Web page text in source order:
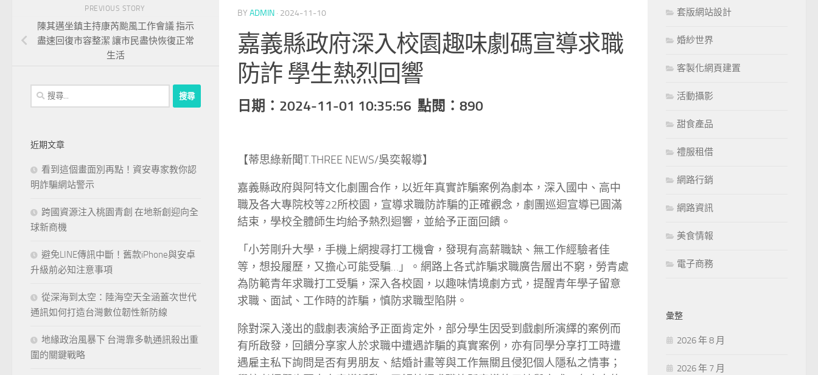
BY ADMIN · 2024-11-10
嘉義縣政府深入校園趣味劇碼宣導求職
防詐 學生熱烈回響
日期：2024-11-01 10:35:56 點閱：890
【蒂思綠新聞T.THREE NEWS/吳奕報導】
嘉義縣政府與阿特文化劇團合作，以近年真實詐騙案例為劇本，深入國中、高中
職及各大專院校等22所校園，宣導求職防詐騙的正確觀念，劇團巡迴宣導已圓滿
結束，學校全體師生均給予熱烈迴響，並給予正面回饋。
「小芳剛升大學，手機上網搜尋打工機會，發現有高薪職缺、無工作經驗者佳
等，想投履歷，又擔心可能受騙…」。網路上各式詐騙求職廣告層出不窮，勞青處
為防範青年求職打工受騙，深入各校園，以趣味情境劇方式，提醒青年學子留意
求職、面試、工作時的詐騙，慎防求職型陷阱。
除對深入淺出的戲劇表演給予正面肯定外，部分學生因受到戲劇所演繹的案例而
有所啟發，回饋分享家人於求職中遭遇詐騙的真實案例，亦有同學分享打工時遭
遇雇主私下詢問是否有男朋友、結婚計畫等與工作無關且侵犯個人隱私之情事；
PREVIOUS STORY
陳其邁坐鎮主持康芮颱風工作會議 指示
盡速回復市容整潔 讓市民盡快恢復正常
生活
搜
尋
字:
近期文章
看到這個畫面別再點！資安專家教你認
明詐騙網站警示
跨國資源注入桃園青創 在地新創迎向全
球新商機
避免LINE傳訊中斷！舊款iPhone與安卓
升級前必知注意事項
從深海到太空：陸海空天全涵蓋次世代
通訊如何打造台灣數位韌性新防線
地緣政治風暴下 台灣靠多軌通訊殺出重
圍的關鍵戰略
套版網站設計
婚紗世界
客製化網頁建置
活動攝影
甜食產品
禮服租借
網路行銷
網路資訊
美食情報
電子商務
彙整
2026 年 8 月
2026 年 7 月